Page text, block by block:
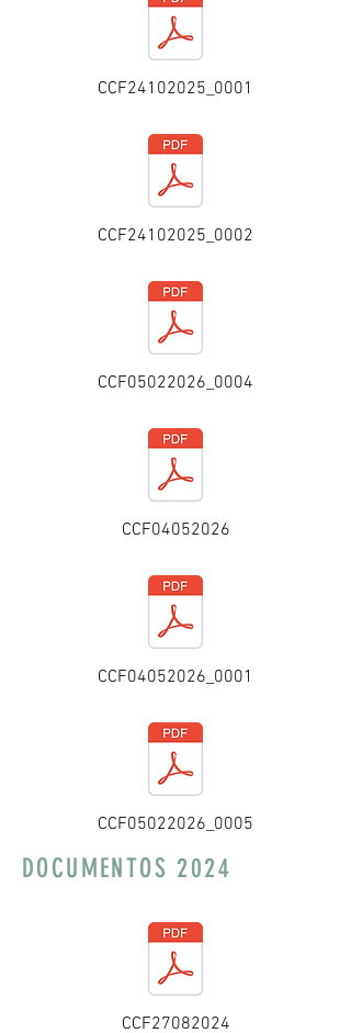
CCF24102025_0001
CCF24102025_0002
CCF05022026_0004
CCF04052026
CCF04052026_0001
CCF05022026_0005
DOCUMENTOS 2024
CCF27082024